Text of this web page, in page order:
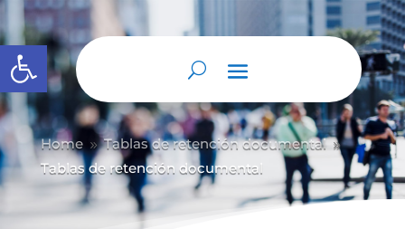
Abrir barra de herramientas
Home 9 Tablas de retención documental 9
Tablas de retención documental